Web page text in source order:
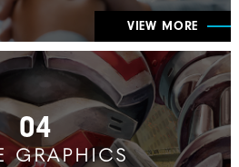
VIEW MORE
04
GRAPHICS